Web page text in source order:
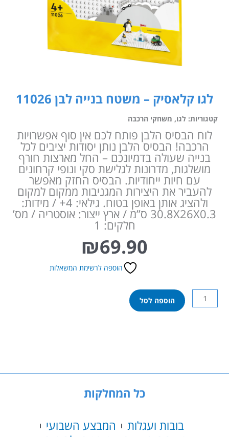
לגו קלאסיק – משטח בנייה לבן 11026
קטגוריות: לגו, משחקי הרכבה
לוח הבסיס הלבן פותח לכם אין סוף אפשרויות
הרכבה! הבסיס הלבן נותן יסודות יציבים לכל
בנייה שעולה בדמיונכם – החל מארצות חורף
מושלגות, מדרונות לגלישת סקי ונופי קרחונים
עם חיות ייחודיות. הבסיס החזק מאפשר
להעביר את היצירות המגניבות ממקום למקום
ולהציג אותן באופן בטוח. גילאי: 4+ / מידות:
30.8X26X0.3 ס”מ / ארץ ייצור: אוסטריה / מס’
חלקים: 1
₪69.90
הוספה לרשימת המשאלות
כמות
של
לבן
הוספה לסל
כל המחלקות
בובות ועגלות
המבצע השבועי